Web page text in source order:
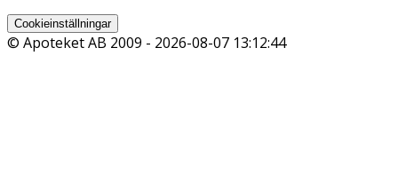
Cookieinställningar
© Apoteket AB 2009 - 2026-08-07 13:12:44